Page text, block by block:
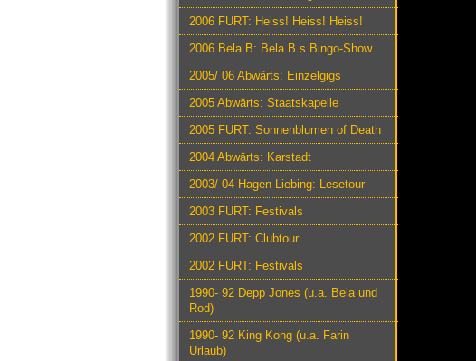
2006 FURT: Heiss! Heiss! Heiss!
2006 Bela B: Bela B.s Bingo-Show
2005/ 06 Abwärts: Einzelgigs
2005 Abwärts: Staatskapelle
2005 FURT: Sonnenblumen of Death
2004 Abwärts: Karstadt
2003/ 04 Hagen Liebing: Lesetour
2003 FURT: Festivals
2002 FURT: Clubtour
2002 FURT: Festivals
1990- 92 Depp Jones (u.a. Bela und
Rod)
1990- 92 King Kong (u.a. Farin
Urlaub)